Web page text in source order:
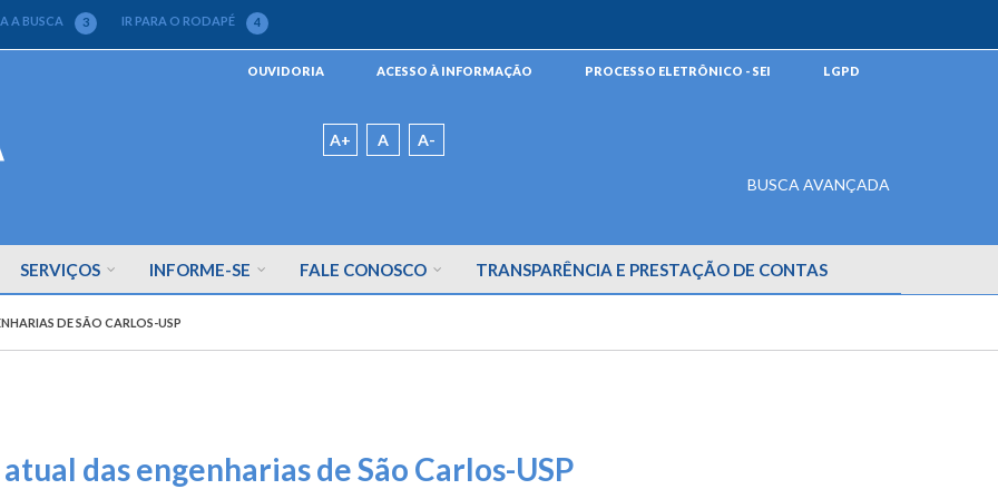
A BUSCA 3 IR PARA O RODAPÉ 4
OUVIDORIA ACESSO À INFORMAÇÃO PROCESSO ELETRÔNICO - SEI LGPD
A+ A A-
BUSCA AVANÇADA
SERVIÇOS INFORME-SE FALE CONOSCO TRANSPARÊNCIA E PRESTAÇÃO DE CONTAS
DE SÃO CARLOS-USP
das engenharias de São Carlos-USP